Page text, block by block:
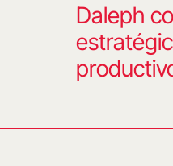
Daleph